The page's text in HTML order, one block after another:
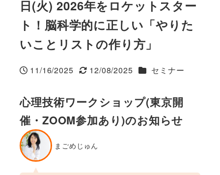
日(火) 2026年をロケットスター
ト！脳科学的に正しい「やりた
いことリストの作り方」
投稿日
11/16/2025
更新日
12/08/2025 カテゴリー
セミナー
心理技術ワークショップ(東京開
催・ZOOM参加あり)のお知らせ
まごめじゅん